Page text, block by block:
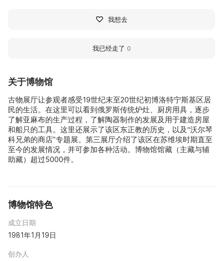
关于博物馆
古物展厅让参观者感受19世纪末至20世纪初博洛特宁斯基区居
民的生活。在这里可以看到俄罗斯传统炉灶、厨房用具，逐步
了解亚麻布的生产过程，了解陶器制作的发展及用于建造房屋
和船只的工具。这里还展示了该区东正教的历史，以及“沃尔琴
科兄弟的商店”专题展。第三展厅介绍了该区在苏维埃时期直至
至今的发展情况，并可参加各种活动。博物馆馆藏（主藏与辅
助藏）超过5000件。
博物馆特色
成立日期
1981年1月19日
创办人
我想去
我已经走了 0